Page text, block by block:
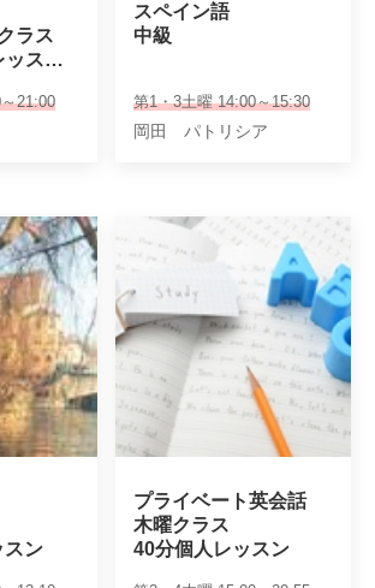
ラス
スン
21:00
スペイン語
中級
第1・3土曜 14:00～15:30
岡田 パトリシア
スン
プライベート英会話
木曜クラス
40分個人レッスン